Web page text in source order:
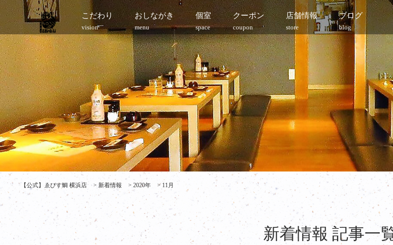
こだわり
vision
おしながき
menu
個室
space
クーポン
coupon
店舗情報
store
ブログ
blog
【公式】ゑびす鯛 横浜店 > 新着情報 > 2020年 > 11月
新着情報 記事一